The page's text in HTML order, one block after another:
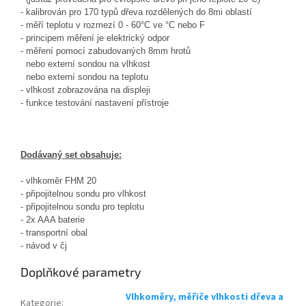
- kalibrován pro 170 typů dřeva rozdělených do 8mi oblastí
- měří teplotu v rozmezí 0 - 60°C ve °C nebo F
- principem měření je elektrický odpor
- měření pomocí zabudovaných 8mm hrotů
nebo externí sondou na vlhkost
nebo externí sondou na teplotu
- vlhkost zobrazována na displeji
- funkce testování nastavení přístroje
Dodávaný set obsahuje:
- vlhkoměr FHM 20
- připojitelnou sondu pro vlhkost
- připojitelnou sondu pro teplotu
- 2x AAA baterie
- transportní obal
- návod v čj
Doplňkové parametry
Vlhkoměry, měřiče vlhkosti dřeva a